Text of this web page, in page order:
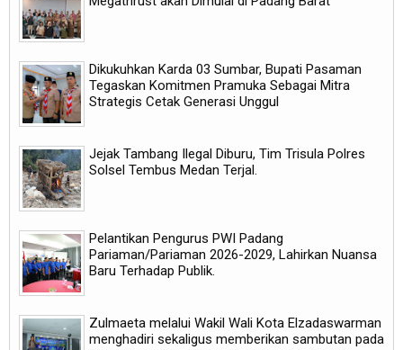
Dikukuhkan Karda 03 Sumbar, Bupati Pasaman
Tegaskan Komitmen Pramuka Sebagai Mitra
Strategis Cetak Generasi Unggul
Jejak Tambang Ilegal Diburu, Tim Trisula Polres
Solsel Tembus Medan Terjal.
Pelantikan Pengurus PWI Padang
Pariaman/Pariaman 2026-2029, Lahirkan Nuansa
Baru Terhadap Publik.
Zulmaeta melalui Wakil Wali Kota Elzadaswarman
menghadiri sekaligus memberikan sambutan pada